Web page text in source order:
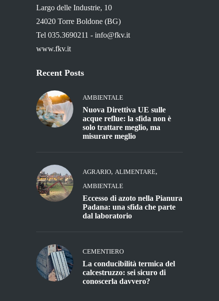
Largo delle Industrie, 10
24020 Torre Boldone (BG)
Tel 035.3690211 - info@fkv.it
www.fkv.it
Recent Posts
AMBIENTALE
Nuova Direttiva UE sulle
acque reflue: la sfida non è
solo trattare meglio, ma
misurare meglio
AGRARIO, ALIMENTARE,
AMBIENTALE
Eccesso di azoto nella Pianura
Padana: una sfida che parte
dal laboratorio
CEMENTIERO
La conducibilità termica del
calcestruzzo: sei sicuro di
conoscerla davvero?